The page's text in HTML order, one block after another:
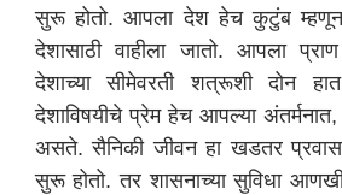
सुरू होतो. आपला देश हेच कुटुंब म्हणून
देशासाठी वाहीला जातो. आपला
देशाच्या सीमेवरती शत्रूशी दोन
देशाविषयीचे प्रेम हेच आपल्या
असते. सैनिकी जीवन हा खडतर प्रवास
सुरू होतो. तर शासनाच्या सुविधा